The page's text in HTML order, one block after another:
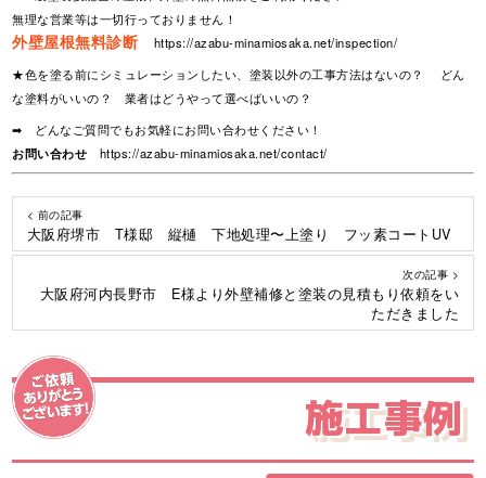
無理な営業等は一切行っておりません！
外壁屋根無料診断
https://azabu-minamiosaka.net/inspection/
★色を塗る前にシミュレーションしたい、塗装以外の工事方法はないの？ どん
な塗料がいいの？ 業者はどうやって選べばいいの？
➡ どんなご質問でもお気軽にお問い合わせください！
お問い合わせ
https://azabu-minamiosaka.net/contact/
< 前の記事
大阪府堺市 T様邸 縦樋 下地処理〜上塗り フッ素コートUV
次の記事 >
大阪府河内長野市 E様より外壁補修と塗装の見積もり依頼をい
ただきました
施工事例